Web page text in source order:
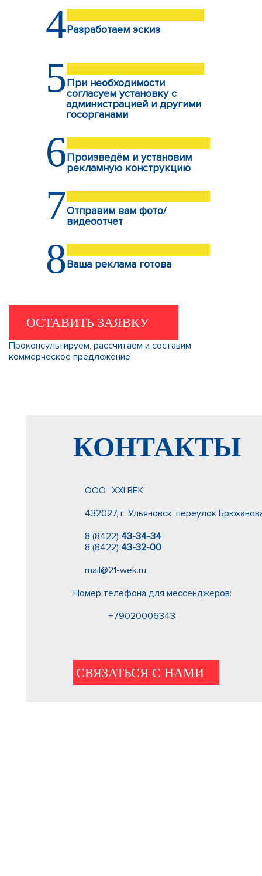
4Разработаем эскиз
5При необходимости
согласуем установку с
администрацией и другими
госорганами
6Произведём и установим
рекламную конструкцию
7Отправим вам фото/
видеоотчет
8Ваша реклама готова
ОСТАВИТЬ ЗАЯВКУ
Проконсультируем, рассчитаем и составим
коммерческое предложение
КОНТАКТЫ
ООО “ХХI ВЕК”
432027, г. Ульяновск, переулок
8 (8422) 43-34-34
8 (8422) 43-32-00
mail@21-wek.ru
Номер телефона для мессенджеров:
+79020006343
СВЯЗАТЬСЯ С НАМИ